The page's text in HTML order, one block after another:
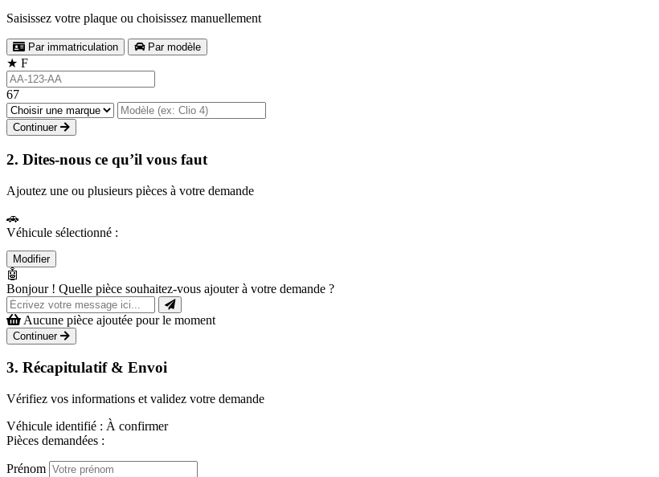
Saisissez votre plaque ou choisissez manuellement
Par immatriculation Par modèle
★ F
67
Continuer
2. Dites-nous ce qu’il vous faut
Ajoutez une ou plusieurs pièces à votre demande
🚗
Véhicule sélectionné :
Modifier
🤖
Bonjour ! Quelle pièce souhaitez-vous ajouter à votre demande ?
Aucune pièce ajoutée pour le moment
Continuer
3. Récapitulatif & Envoi
Vérifiez vos informations et validez votre demande
Véhicule identifié : À confirmer
Pièces demandées :
Prénom